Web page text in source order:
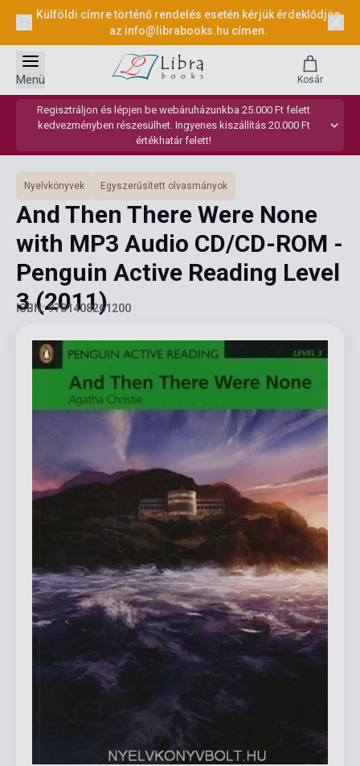
Külföldi címre történő rendelés esetén kérjük érdeklődjön
az info@librabooks.hu címen.
Regisztráljon és lépjen be webáruházunkba 25.000 Ft felett
kedvezményben részesülhet. Ingyenes kiszállítás 20.000 Ft
értékhatár felett!
Menü Kosár
Nyelvkönyvek Egyszerűsített olvasmányok
And Then There Were None
with MP3 Audio CD/CD-ROM -
Penguin Active Reading Level
3(2011)
ISBN: 9781408261200